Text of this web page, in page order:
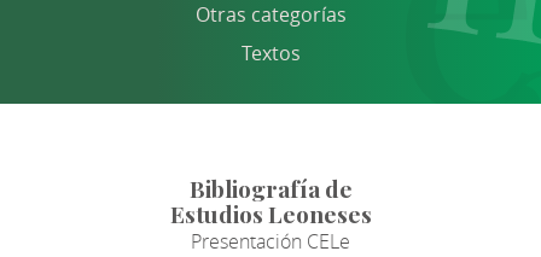
Otras categorías
Textos
Bibliografía de
Estudios Leoneses
Presentación CELe